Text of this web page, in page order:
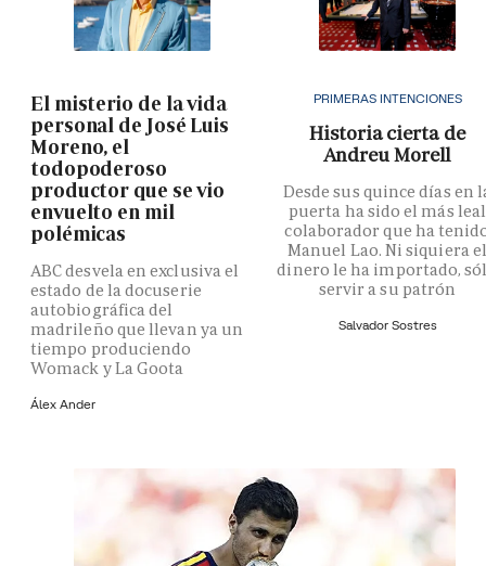
El misterio de la vida
personal de José Luis
Moreno, el
todopoderoso
productor que se vio
envuelto en mil
polémicas
ABC desvela en exclusiva el
estado de la docuserie
autobiográfica del
madrileño que llevan ya un
tiempo produciendo
Womack y La Goota
Álex Ander
PRIMERAS INTENCIONES
Historia cierta de
Andreu Morell
Desde sus quince días en
puerta ha sido el más leal
colaborador que ha
Manuel Lao. Ni siquiera
dinero le ha importado,
servir a su patrón
Salvador Sostres